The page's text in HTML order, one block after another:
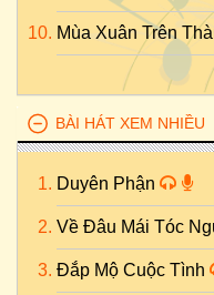
Mùa Xuân Trên
BÀI HÁT XEM NHIỀU
Duyên Phận
Về Đâu Mái Tóc
Đắp Mộ Cuộc Tình